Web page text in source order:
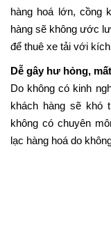
hàng hoá lớn, cồng
hàng sẽ không ước
để thuê xe tải với
Dễ gây hư hỏng,
Do không có kinh
khách hàng sẽ khó
không có chuyên
lạc hàng hoá do